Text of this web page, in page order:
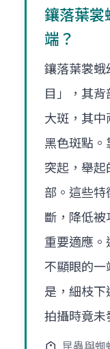
鑲落葉
端？
鑲落葉裳蛾
目」，其
大斑，其中
黑色斑點
突起，舉起
部。這些特
斷，降低
重要適應。
不顯眼的一
是，細枝下
拍攝時竟未